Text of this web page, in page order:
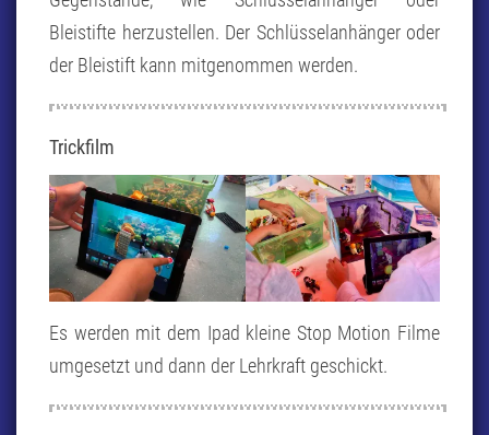
Bleistifte herzustellen. Der Schlüsselanhänger oder
der Bleistift kann mitgenommen werden.
Trickfilm
Es werden mit dem Ipad kleine Stop Motion Filme
umgesetzt und dann der Lehrkraft geschickt.